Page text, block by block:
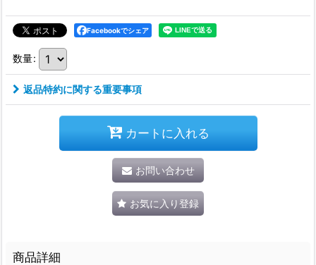
Facebookでシェア
数量:
返品特約に関する重要事項
カートに入れる
お問い合わせ
お気に入り登録
商品詳細